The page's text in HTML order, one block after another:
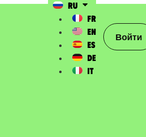
RU
FR
EN
ES
DE
IT
Войти